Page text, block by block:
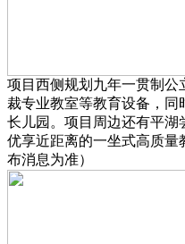
项目西侧规划九年一贯制
裁专业教室等教育设备，同
长儿园。项目周边还有平湖
优享近距离的一坐式高质
布消息为准）